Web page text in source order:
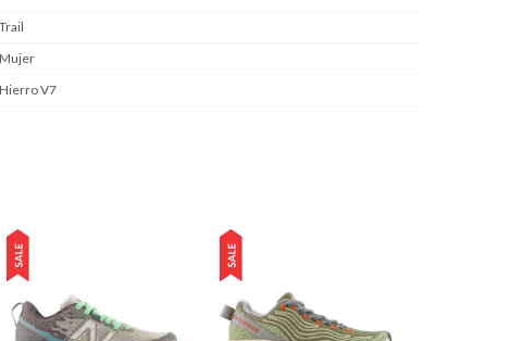
Trail
Mujer
Hierro V7